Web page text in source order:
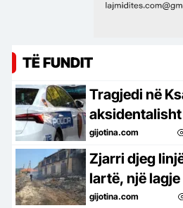
TË FUNDIT
Tragjedi në
vajzën 4-
jetën
gijotina.com
Zjarri djeg
lartë, një
pa energji
gijotina.com